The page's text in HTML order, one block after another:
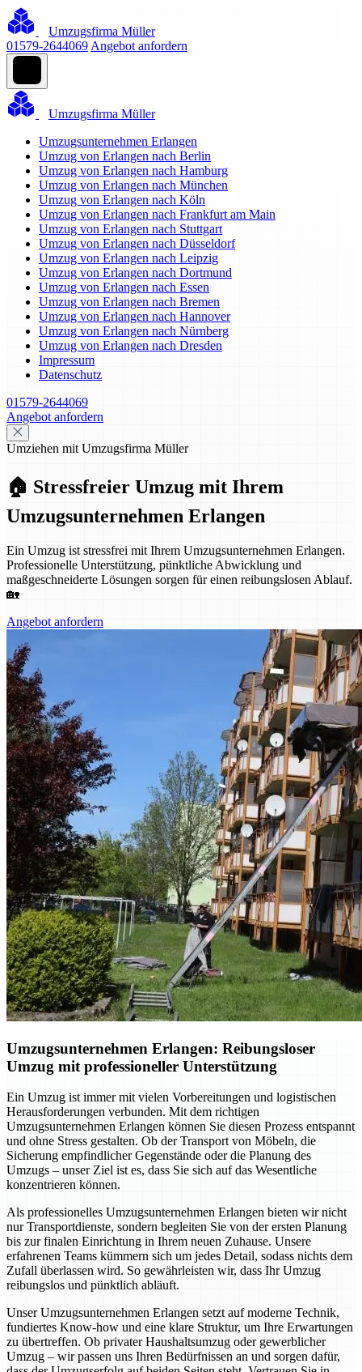
Umzugsfirma Müller
01579-2644069 Angebot anfordern
Umzugsfirma Müller
Umzugsunternehmen Erlangen
Umzug von Erlangen nach Berlin
Umzug von Erlangen nach Hamburg
Umzug von Erlangen nach München
Umzug von Erlangen nach Köln
Umzug von Erlangen nach Frankfurt am Main
Umzug von Erlangen nach Stuttgart
Umzug von Erlangen nach Düsseldorf
Umzug von Erlangen nach Leipzig
Umzug von Erlangen nach Dortmund
Umzug von Erlangen nach Essen
Umzug von Erlangen nach Bremen
Umzug von Erlangen nach Hannover
Umzug von Erlangen nach Nürnberg
Umzug von Erlangen nach Dresden
Impressum
Datenschutz
01579-2644069
Angebot anfordern
Umziehen mit Umzugsfirma Müller
🏠 Stressfreier Umzug mit Ihrem
Umzugsunternehmen Erlangen
Ein Umzug ist stressfrei mit Ihrem Umzugsunternehmen Erlangen.
Professionelle Unterstützung, pünktliche Abwicklung und
maßgeschneiderte Lösungen sorgen für einen reibungslosen Ablauf.
🏡
Angebot anfordern
Umzugsunternehmen Erlangen: Reibungsloser
Umzug mit professioneller Unterstützung
Ein Umzug ist immer mit vielen Vorbereitungen und logistischen
Herausforderungen verbunden. Mit dem richtigen
Umzugsunternehmen Erlangen können Sie diesen Prozess entspannt
und ohne Stress gestalten. Ob der Transport von Möbeln, die
Sicherung empfindlicher Gegenstände oder die Planung des
Umzugs – unser Ziel ist es, dass Sie sich auf das Wesentliche
konzentrieren können.
Als professionelles Umzugsunternehmen Erlangen bieten wir nicht
nur Transportdienste, sondern begleiten Sie von der ersten Planung
bis zur finalen Einrichtung in Ihrem neuen Zuhause. Unsere
erfahrenen Teams kümmern sich um jedes Detail, sodass nichts dem
Zufall überlassen wird. So gewährleisten wir, dass Ihr Umzug
reibungslos und pünktlich abläuft.
Unser Umzugsunternehmen Erlangen setzt auf moderne Technik,
fundiertes Know-how und eine klare Struktur, um Ihre Erwartungen
zu übertreffen. Ob privater Haushaltsumzug oder gewerblicher
Umzug – wir passen uns Ihren Bedürfnissen an und sorgen dafür,